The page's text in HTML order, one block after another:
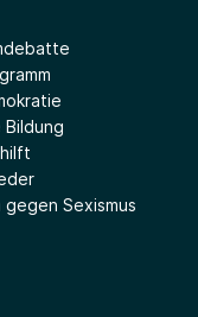
Sexismus